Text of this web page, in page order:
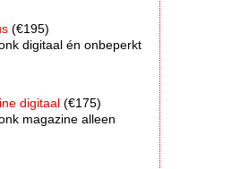
(€195)
digitaal én onbeperkt
digitaal (€175)
magazine alleen